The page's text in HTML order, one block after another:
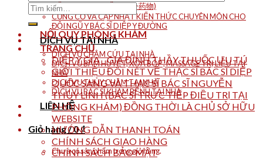
CỔ KIM DƯỢC VẬT (古今药物)
CỦNG CỐ VÀ CẬP NHẬT KIẾN THỨC CHUYÊN MÔN CHO
ĐỘI NGŨ Y BÁC SĨ DIỆP Y ĐƯỜNG
DỊCH VỤ TẠI NHÀ
DỊCH VỤ CHÂM CỨU TẠI NHÀ
DỊCH VỤ BẤM HUYỆT, XOA BÓP , MASSAGE TRỊ LIỆU TẠI
NHÀ
DỊCH VỤ THỦY CHÂM TẠI NHÀ
DỊCH VỤ BÁC SĨ KHÁM BỆNH TẠI NHÀ
LIÊN HỆ
Giỏ hàng /0₫
Chưa có sản phẩm trong giỏ hàng.
Tìm
kiếm:
NỘI QUY PHÒNG KHÁM
TRANG CHỦ
DIỆP Y GIA _ GIA ĐÌNH THẦY THUỐC ƯU TÚ
GIỚI THIỆU ĐÔI NÉT VỀ THẠC SĨ BÁC SĨ DIỆP
QUỐC SANG VÀ THẠC SĨ BÁC SĨ NGUYỄN
THÙY LINH (BÁC SĨ TRỰC TIẾP ĐIỀU TRỊ TẠI
PHÒNG KHÁM) ĐỒNG THỜI LÀ CHỦ SỞ HỮU
WEBSITE
HƯỚNG DẪN THANH TOÁN
CHÍNH SÁCH GIAO HÀNG
CHÍNH SÁCH BẢO MẬT